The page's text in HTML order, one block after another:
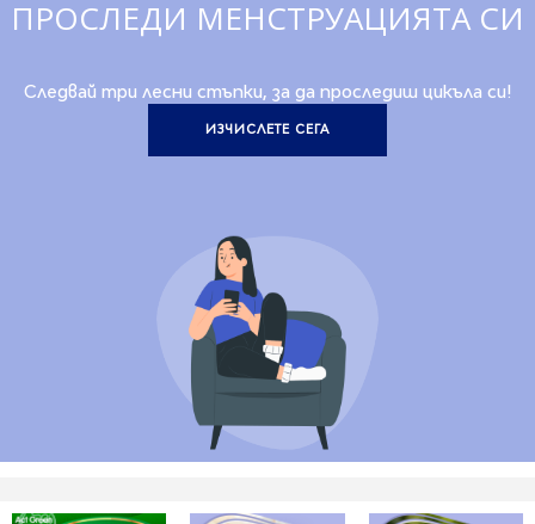
ПРОСЛЕДИ МЕНСТРУАЦИЯТА СИ
Следвай три лесни стъпки, за да проследиш цикъла си!
ИЗЧИСЛЕТЕ СЕГА